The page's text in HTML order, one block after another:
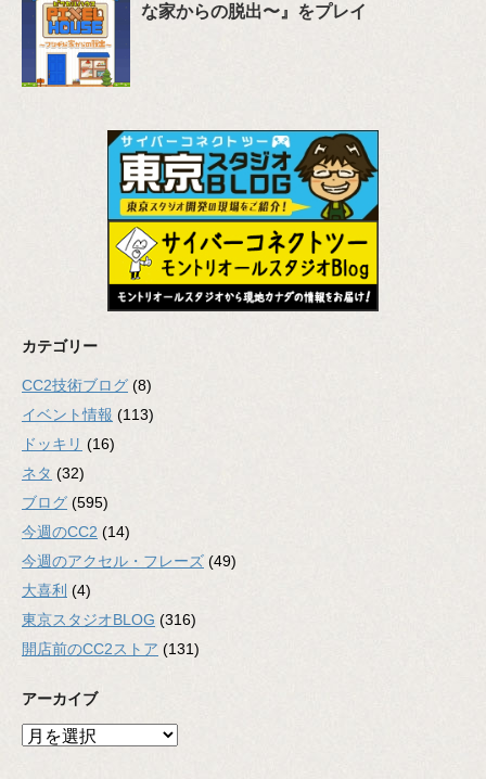
な家からの脱出〜』をプレイ
カテゴリー
CC2技術ブログ (8)
イベント情報 (113)
ドッキリ (16)
ネタ (32)
ブログ (595)
今週のCC2 (14)
今週のアクセル・フレーズ (49)
大喜利 (4)
東京スタジオBLOG (316)
開店前のCC2ストア (131)
アーカイブ
ア